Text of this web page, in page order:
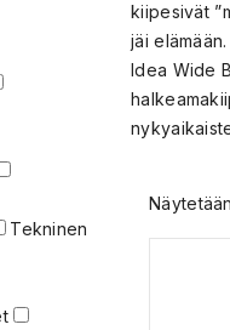
kiipesivät
jäi elämään.
Idea Wide
Tekninen